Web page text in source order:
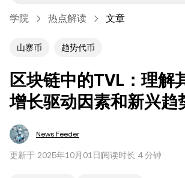
学院 热点解读 文章
山寨币 趋势代币
区块链中的TVL：理解
增长驱动因素和新兴趋
News Feeder
更新于 2025年10月01日 阅读时长 4 分钟